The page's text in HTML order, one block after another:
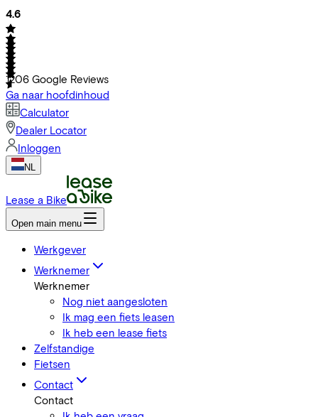
4.6
1206 Google Reviews
Ga naar hoofdinhoud
Calculator
Dealer Locator
Inloggen
NL
Lease a Bike
Open main menu
Werkgever
Werknemer
Werknemer
Nog niet aangesloten
Ik mag een fiets leasen
Ik heb een lease fiets
Zelfstandige
Fietsen
Contact
Contact